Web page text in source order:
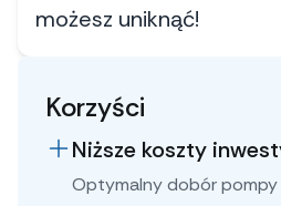
możesz uniknąć!
Korzyści
Niższe koszty
Optymalny dobór pompy